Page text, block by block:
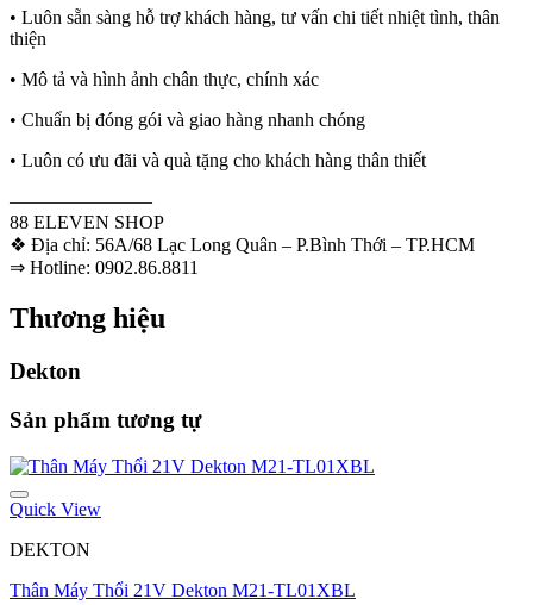
• Luôn sẵn sàng hỗ trợ khách hàng, tư vấn chi tiết nhiệt tình, thân
thiện
• Mô tả và hình ảnh chân thực, chính xác
• Chuẩn bị đóng gói và giao hàng nhanh chóng
• Luôn có ưu đãi và quà tặng cho khách hàng thân thiết
———————–
88 ELEVEN SHOP
❖ Địa chỉ: 56A/68 Lạc Long Quân – P.Bình Thới – TP.HCM
⇒ Hotline: 0902.86.8811
Thương hiệu
Dekton
Sản phẩm tương tự
Quick View
DEKTON
Thân Máy Thổi 21V Dekton M21-TL01XBL